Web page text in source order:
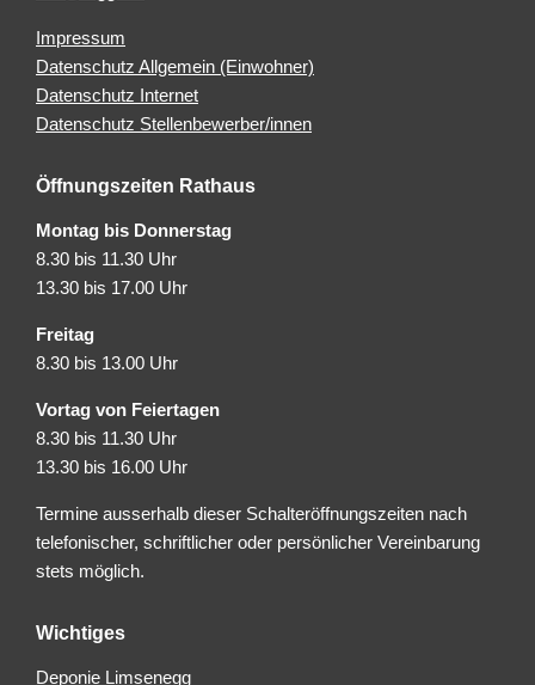
Impressum
Datenschutz Allgemein (Einwohner)
Datenschutz Internet
Datenschutz Stellenbewerber/innen
Öffnungszeiten Rathaus
Montag bis Donnerstag
8.30 bis 11.30 Uhr
13.30 bis 17.00 Uhr
Freitag
8.30 bis 13.00 Uhr
Vortag von Feiertagen
8.30 bis 11.30 Uhr
13.30 bis 16.00 Uhr
Termine ausserhalb dieser Schalteröffnungszeiten nach
telefonischer, schriftlicher oder persönlicher Vereinbarung
stets möglich.
Wichtiges
Deponie Limsenegg